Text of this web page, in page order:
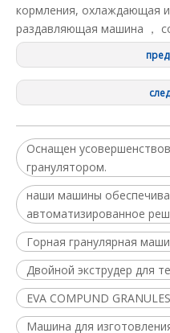
кормления, охлаждающая
раздавляющая машина ，
Оснащен
гранулятором.
наши машины
автоматизированное
Горная гранулярная
Двойной экструдер для
EVA COMPUND
Машина для